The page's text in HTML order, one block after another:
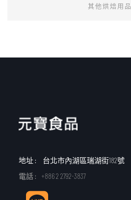
其他烘焙用品
地址 :
台北市內湖區瑞湖街182號
電話 :
+886 2 2792-3837